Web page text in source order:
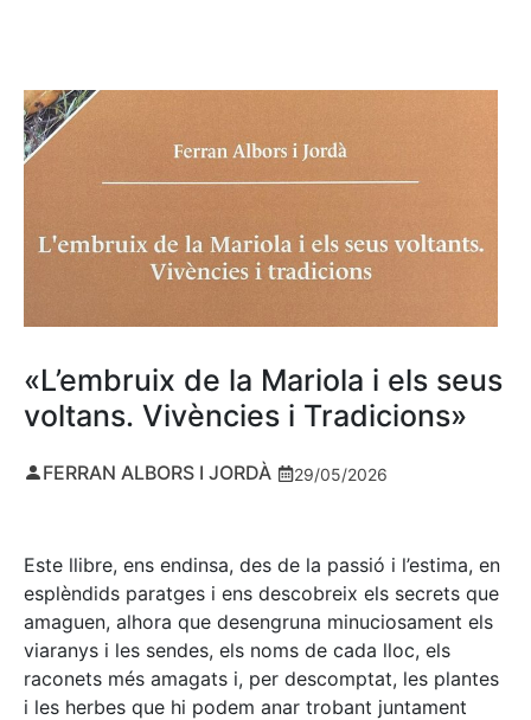
«L’embruix de la Mariola i els seus
voltans. Vivències i Tradicions»
FERRAN ALBORS I JORDÀ 29/05/2026
Este llibre, ens endinsa, des de la passió i l’estima, en
esplèndids paratges i ens descobreix els secrets que
amaguen, alhora que desengruna minuciosament els
viaranys i les sendes, els noms de cada lloc, els
raconets més amagats i, per descomptat, les plantes
i les herbes que hi podem anar trobant juntament